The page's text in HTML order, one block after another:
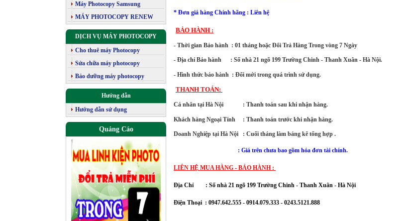
Máy Photocopy Samsung
MÁY PHOTOCOPY RENEW
DỊCH VỤ MÁY PHOTOCOPY
Cho thuê máy Photocopy
Sửa chữa máy photocopy
Bảo dưỡng máy photocopy
Hướng dẫn
Hướng dẫn sử dụng
Quảng Cáo
* Đơn giá hàng Chính hãng : Liên hệ
BẢO HÀNH :
- Thời gian Bảo hành  : 01 tháng hoặc Đổi Trả Hàng Trong vòng 7 Ngày
- Địa chỉ Bảo hành      : Số nhà 21 ngõ 199 Trường Chinh - Thanh Xuân - Hà Nội.
- Hình thức bảo hành  : Đổi mới trong quá trình sử dụng.
THANH TOÁN:
Cá nhân tại Hà Nội             : Thanh toán sau khi nhận hàng.
Khách hàng Ngoại Tỉnh     : Thanh toán trước khi nhận hàng.
Doanh Nghiệp tại Hà Nội   : Cuối tháng làm bảng kê tổng hợp .
: Giá trên chưa bao gồm hóa đơn tài chính.
LIÊN HỆ MUA HÀNG - BẢO HÀNH :
Địa Chỉ : Số nhà 21 ngõ 199 Trường Chinh - Thanh Xuân - Hà Nội
Điện Thoại : 0947.642.555 - 0914.079.333 - 0243.5121.888